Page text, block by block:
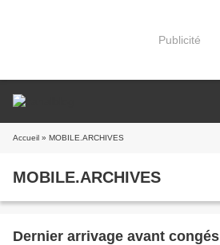
Publicité
Accueil » MOBILE.ARCHIVES
MOBILE.ARCHIVES
Dernier arrivage avant congés